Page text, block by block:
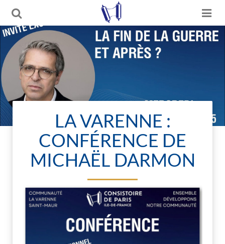
LA VARENNE :
CONFÉRENCE DE
MICHAËL DARMON